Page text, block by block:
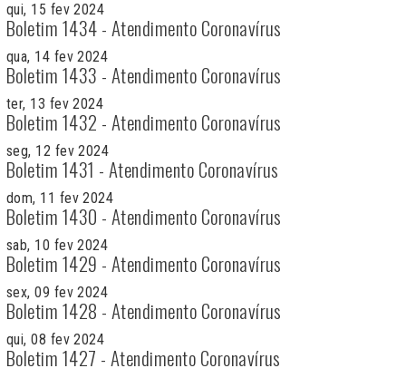
qui, 15 fev 2024
Boletim 1434 - Atendimento Coronavírus
qua, 14 fev 2024
Boletim 1433 - Atendimento Coronavírus
ter, 13 fev 2024
Boletim 1432 - Atendimento Coronavírus
seg, 12 fev 2024
Boletim 1431 - Atendimento Coronavírus
dom, 11 fev 2024
Boletim 1430 - Atendimento Coronavírus
sab, 10 fev 2024
Boletim 1429 - Atendimento Coronavírus
sex, 09 fev 2024
Boletim 1428 - Atendimento Coronavírus
qui, 08 fev 2024
Boletim 1427 - Atendimento Coronavírus